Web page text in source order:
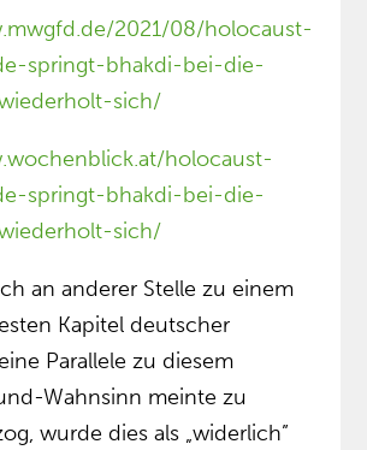
2021/08/holocaust-
springt-bhakdi-bei-die-
sich/
holocaust-
springt-bhakdi-bei-die-
sich/
an anderer Stelle zu einem
Kapitel deutscher
Parallele zu diesem
Wahnsinn meinte zu
wurde dies als „widerlich”